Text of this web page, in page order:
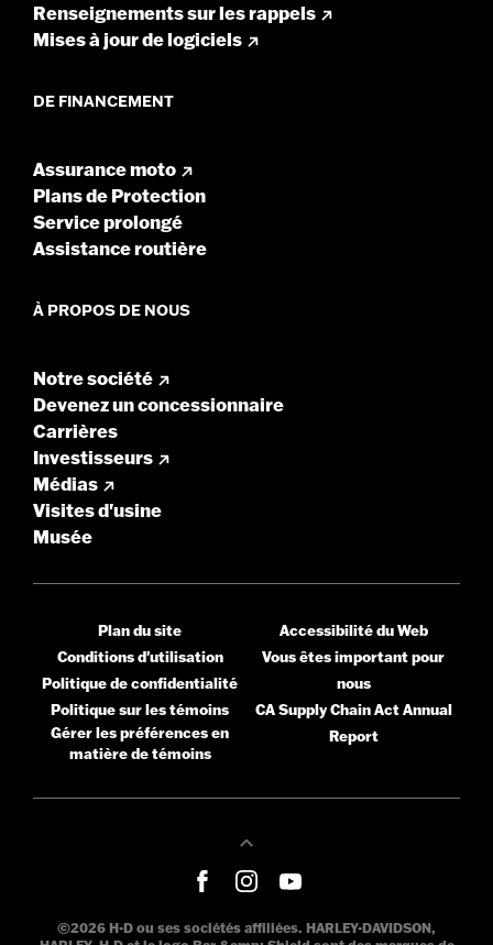
Renseignements sur les rappels
Mises à jour de logiciels
DE FINANCEMENT
Assurance moto
Plans de Protection
Service prolongé
Assistance routière
À PROPOS DE NOUS
Notre société
Devenez un concessionnaire
Carrières
Investisseurs
Médias
Visites d'usine
Musée
Plan du site
Conditions d'utilisation
Politique de confidentialité
Politique sur les témoins
Gérer les préférences en
matière de témoins
Accessibilité du Web
Vous êtes important pour
nous
CA Supply Chain Act Annual
Report
©2026 H-D ou ses sociétés affiliées. HARLEY-DAVIDSON,